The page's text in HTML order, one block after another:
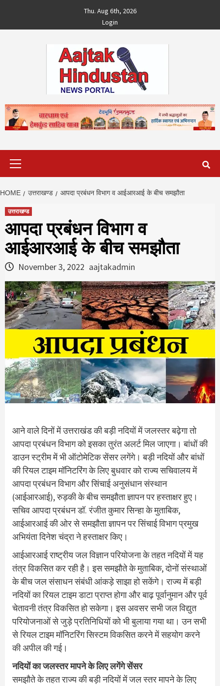
content
Thu. Aug 6th, 2026
Login
HOME उत्तराखण्ड आपदा प्रबंधन विभाग व आईआरआई के बीच समझौता
उत्तराखण्ड
आपदा प्रबंधन विभाग व
आईआरआई के बीच समझौता
November 3, 2022 aajtakadmin
आने वाले दिनों में उत्तराखंड की बड़ी नदियों में जलस्तर बढ़ेगा तो
आपदा प्रबंधन विभाग को इसका तुरंत अलर्ट मिल जाएगा। बांधों की
डाउन स्ट्रीम में भी ऑटोमेटिक सेंसर लगेंगे। बड़ी नदियों और बांधों
की रियल टाइम मॉनिटरिंग के लिए बुधवार को राज्य सचिवालय में
आपदा प्रबंधन विभाग और सिंचाई अनुसंधान संस्थान
(आईआरआई), रुड़की के बीच समझौता ज्ञापन पर हस्ताक्षर हुए।
सचिव आपदा प्रबंधन डॉ. रंजीत कुमार सिन्हा के मुताबिक,
आईआरआई की ओर से समझौता ज्ञापन पर सिंचाई विभाग प्रमुख
अभियंता दिनेश चंद्रा ने हस्ताक्षर किए।
आईआरआई राष्ट्रीय जल विज्ञान परियोजना के तहत नदियों में यह
तंत्र विकसित कर रही है। इस समझौते के मुताबिक, दोनों संस्थाओं
के बीच जल संसाधन संबंधी आंकड़े साझा हो सकेंगे। राज्य में बड़ी
नदियों का रियल टाइम डाटा प्राप्त होगा और बाढ़ पूर्वानुमान और पूर्व
चेतावनी तंत्र विकसित हो सकेगा। इस अवसर सभी जल विद्युत
परियोजनाओं से जुड़े प्रतिनिधियों को भी बुलाया गया था। उन सभी
से रियल टाइम मॉनिटरिंग सिस्टम विकसित करने में सहयोग करने
की अपील की गई।
नदियों का जलस्तर मापने के लिए लगेंगे सेंसर
समझौते के तहत राज्य की बड़ी नदियों में जल स्तर मापने के लिए